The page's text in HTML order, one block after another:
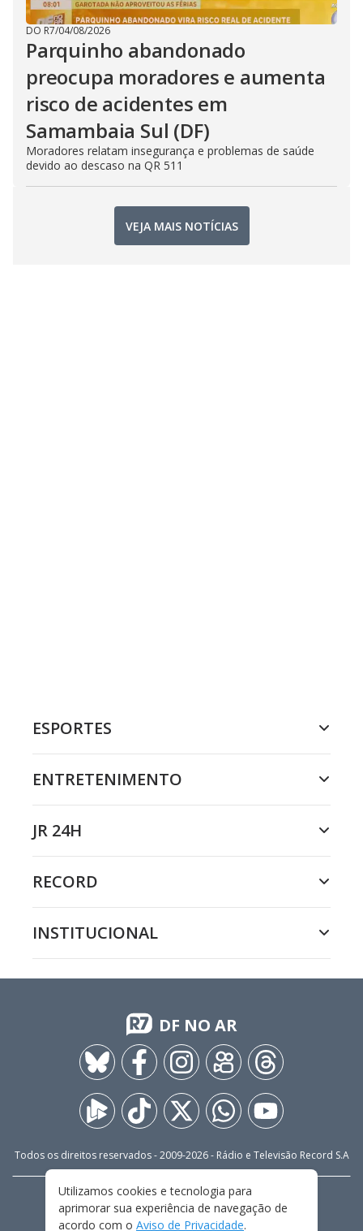
DO R7/04/08/2026
Parquinho abandonado
preocupa moradores e aumenta
risco de acidentes em
Samambaia Sul (DF)
Moradores relatam insegurança e problemas de saúde
devido ao descaso na QR 511
VEJA MAIS NOTÍCIAS
ESPORTES
ENTRETENIMENTO
JR 24H
RECORD
INSTITUCIONAL
DF NO AR
Todos os direitos reservados - 2009-2026- Rádio e Televisão Record S.A
FALE CONOSCO
PRIVACIDADE
TERMOS E CONDIÇÕES DE USO
Utilizamos cookies e tecnologia para
aprimorar sua experiência de navegação de
acordo com o Aviso de Privacidade.